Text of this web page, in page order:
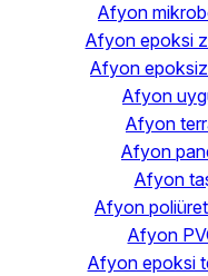
Afyon
Afyon epoksi
Afyon
Afyon
Afyon
Afyon
Afyon
Afyon
Afyon
Afyon epoksi